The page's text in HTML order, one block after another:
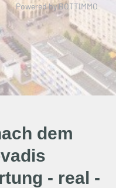
dem
- real -